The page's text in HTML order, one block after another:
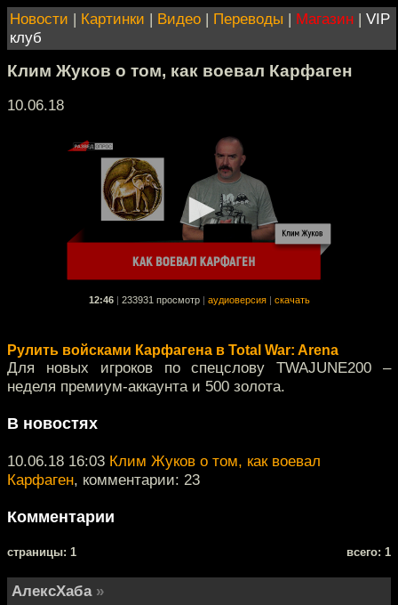
Новости | Картинки | Видео | Переводы | Магазин | VIP
клуб
Клим Жуков о том, как воевал Карфаген
10.06.18
12:46 233931 просмотр аудиоверсия скачать
Рулить войсками Карфагена в Total War: Arena
Для новых игроков по спецслову TWAJUNE200 –
неделя премиум-аккаунта и 500 золота.
В новостях
10.06.18 16:03 Клим Жуков о том, как воевал
Карфаген, комментарии: 23
Комментарии
cтраницы: 1 всего: 1
АлексХаба »